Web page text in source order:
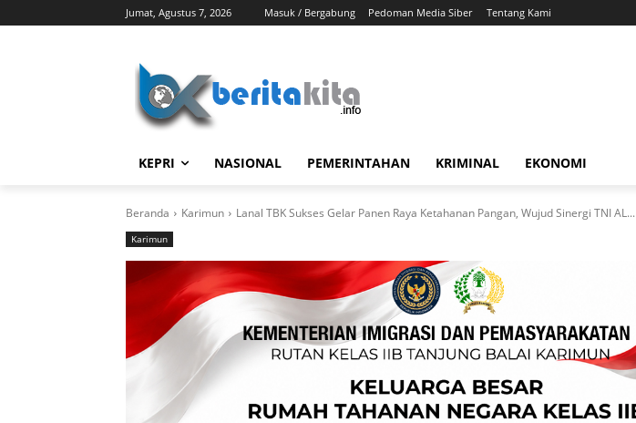
Jumat, Agustus 7, 2026 Masuk / Bergabung Pedoman Media Siber Tentang Kami
KEPRI NASIONAL PEMERINTAHAN KRIMINAL EKONOMI
Beranda Karimun Lanal TBK Sukses Gelar Panen Raya Ketahanan Pangan, Wujud Sinergi TNI AL...
Karimun